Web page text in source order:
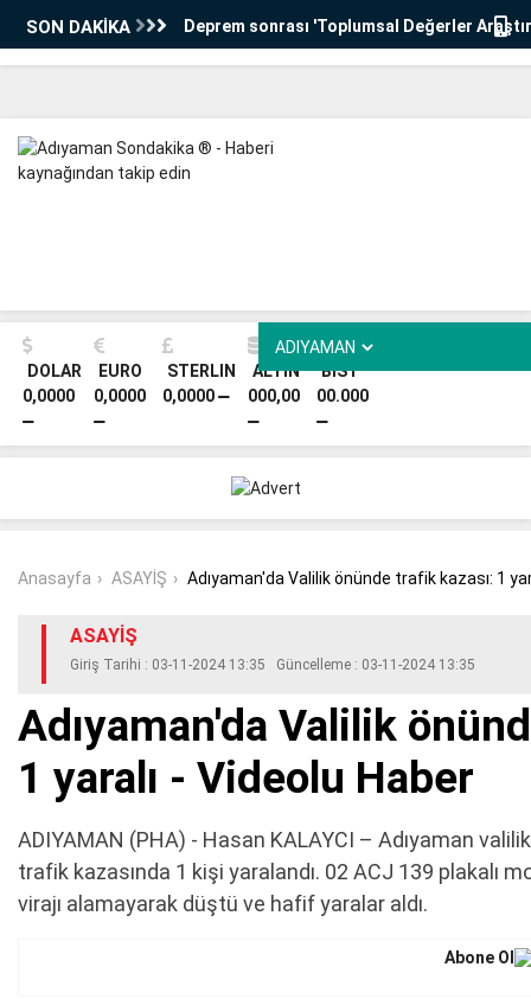
SON DAKİKA Deprem sonrası 'Toplumsal Değerler
TÜBİTAK’tan destek aldı
Kahta Belediyesi'nden personel
Adıyaman’da sanat dolu bir akşam:
Orkestrası ilk konserini veriyor
İndere bölgesinde 32 derslikli 2 okulun
oluyor
Adıyaman'da 34 kursiyere 'Biyosidal Ürün
DOLAR
0,0000
EURO
0,0000
STERLIN
0,0000
ALTIN
000,00
BİST
00.000
Anasayfa ASAYİŞ Adıyaman'da Valilik önünde trafik kazası: 1
ASAYİŞ
Giriş Tarihi : 03-11-2024 13:35 Güncelleme : 03-11-2024 13:35
Adıyaman'da Valilik
1 yaralı - Videolu Haber
ADIYAMAN (PHA) - Hasan KALAYCI – Adıyaman
trafik kazasında 1 kişi yaralandı. 02 ACJ 139 plakalı
virajı alamayarak düştü ve hafif yaralar aldı.
Abone Ol